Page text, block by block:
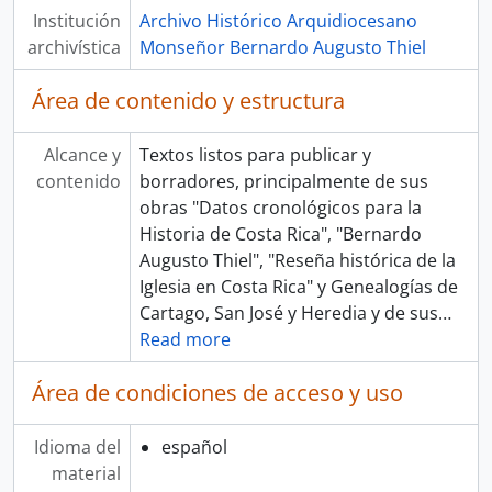
[UD simple] 0029 - "Genealogías de Cartago hasta 1850. Tomo IV", por Victor Sanabria Martínez.
[UD simple] 0030 - "Genealogías de Cartago hasta 1850. Tomo V", por Victor Sanabria Martínez.
[UD simple] 0031 - "Genealogías de Cartago hasta 1850. Tomo VI", por Victor Sanabria Martínez.
[UD simple] 0032 - "Genealogías de Cartago hasta 1850. Tomo VII", por Victor Sanabria Martínez.
[UD simple] 0033 - "Genealogías de Cartago hasta 1850. Tomo VIII", por Victor Sanabria Martínez.
[UD simple] 0034 - "Genealogías de Cartago hasta 1850. Tomo IX", por Victor Sanabria Martínez.
[UD simple] 0035 - "Genealogías de Cartago hasta 1850. Tomo X", por Victor Sanabria Martínez.
[UD simple] 0036 - "Genealogías de Cartago hasta 1850. Tomo XI", por Victor Sanabria Martínez.
[UD simple] 0037 - "Genealogías de Cartago hasta 1850. Tomo XII: Ujarrás", por Victor Sanabria Martínez.
[UD simple] 0038 - Genealogías de Heredia (letras A-C), por Victor Sanabria Martínez.
[UD simple] 0039 - Genealogías de Heredia (letras C-G), por Victor Sanabria Martínez.
[UD simple] 0040 - Genealogías de Heredia (letras H-R), por Victor Sanabria Martínez.
[UD simple] 0041 - Genealogías de Heredia (letras R-Z), por Victor Sanabria Martínez.
[UD simple] 0042 - Genealogías de San José (letras A-C), por Victor Sanabria Martínez.
[UD simple] 0043 - Genealogías de San José (letras C-G), por Victor Sanabria Martínez.
[UD simple] 0044 - Genealogías de San José (letras H-P), por Victor Sanabria Martínez.
[UD simple] 0045 - Genealogías de San José (letras Q-Z), por Victor Sanabria Martínez.
[UD simple] 0046 - Borrador de la introducción al "Índice de matrimonios entresacados de los libros parroquiales"
Institución
archivística
Archivo Histórico Arquidiocesano
Monseñor Bernardo Augusto Thiel
Área de contenido y estructura
Alcance y
contenido
Textos listos para publicar y
borradores, principalmente de sus
obras "Datos cronológicos para la
Historia de Costa Rica", "Bernardo
Augusto Thiel", "Reseña histórica de la
Iglesia en Costa Rica" y Genealogías de
Cartago, San José y Heredia y de sus…
Read more
Área de condiciones de acceso y uso
Idioma del
material
español